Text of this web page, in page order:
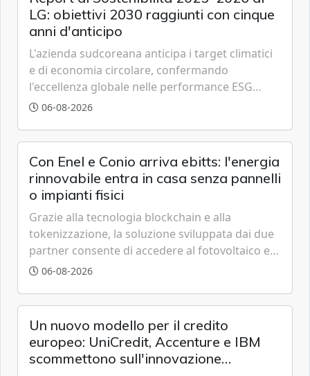
LG: obiettivi 2030 raggiunti con cinque
anni d'anticipo
L'azienda sudcoreana anticipa i target climatici
e di economia circolare, confermando
l'eccellenza globale nelle performance ESG
grazie a innovazione, accessibilità e governance
06-08-2026
Con Enel e Conio arriva ebitts: l'energia
rinnovabile entra in casa senza pannelli
o impianti fisici
Grazie alla tecnologia blockchain e alla
tokenizzazione, la soluzione sviluppata dai due
partner consente di accedere al fotovoltaico e
all'eolico ottenendo risparmi diretti in bolletta,
06-08-2026
Un nuovo modello per il credito
europeo: UniCredit, Accenture e IBM
scommettono sull'innovazione